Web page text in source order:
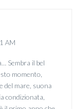
AM
Sembra il bel
momento,
del mare, suona
condizionata,